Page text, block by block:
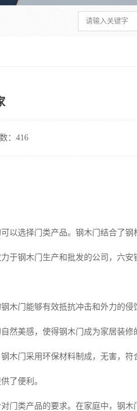
：416
以选择门类产品。钢木门结合了钢
于钢木门生产和批发的公司，六安
木门能够有效抵抗冲击和外力的侵
然美感，使得钢木门成为家居装修
木门采用环保材料制成，无害，符
了便利。
门类产品的要求。在家庭中，钢木